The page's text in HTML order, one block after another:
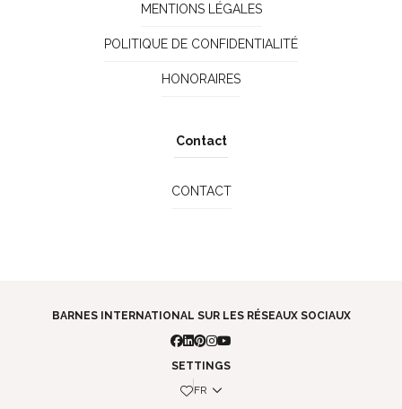
MENTIONS LÉGALES
POLITIQUE DE CONFIDENTIALITÉ
HONORAIRES
Contact
CONTACT
BARNES INTERNATIONAL SUR LES RÉSEAUX SOCIAUX
SETTINGS
FR